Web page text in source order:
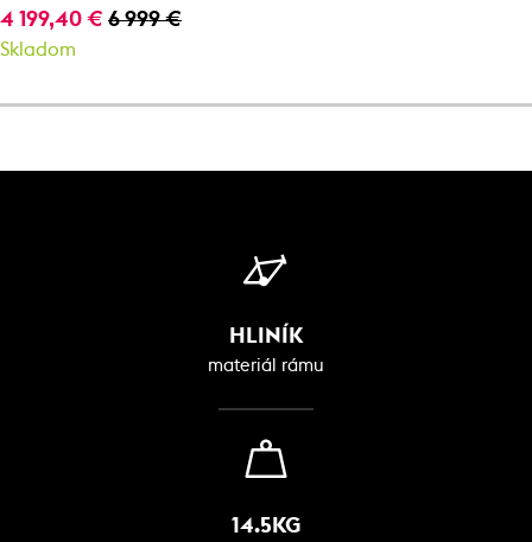
4 199,40 € 6 999 €
Skladom
HLINÍK
materiál rámu
14.5KG